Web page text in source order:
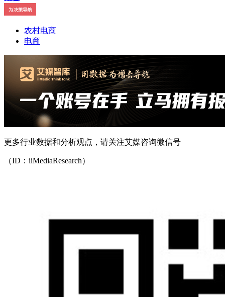
农村电商
电商
更多行业数据和分析观点，请关注艾媒咨询微信号
（ID：iiMediaResearch）